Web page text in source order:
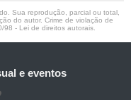
Sua reprodução, parcial ou total,
do autor. Crime de violação de
98 - Lei de direitos autorais
e eventos